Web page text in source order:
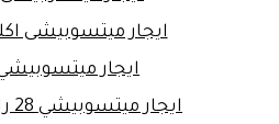
ايجار ميتسوبيشى
ايجار ميتسوبيشي 28
ايجار ميتسوبيشي 28 راكب للانتقالات